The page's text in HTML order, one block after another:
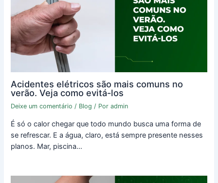
Acidentes elétricos são mais comuns no
verão. Veja como evitá-los
Deixe um comentário / Blog / Poradmin
É só o calor chegar que todo mundo busca uma forma de
se refrescar. E a água, claro, está sempre presente nesses
planos. Mar, piscina…